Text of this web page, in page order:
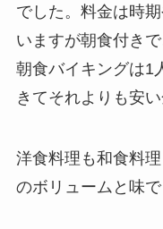
でした。料金は時
いますが朝食付き
朝食バイキングは1
きてそれよりも安
洋食料理も和食料
のボリュームと味で